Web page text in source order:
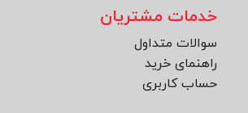
خدمات مشتریان
سوالات متداول
راهنمای خرید
حساب کاربری